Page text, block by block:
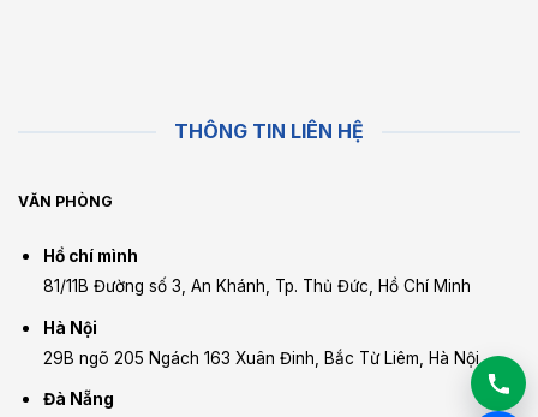
THÔNG TIN LIÊN HỆ
VĂN PHÒNG
Hồ chí mình
81/11B Đường số 3, An Khánh, Tp. Thủ Đức, Hồ Chí Minh
Hà Nội
29B ngõ 205 Ngách 163 Xuân Đinh, Bắc Từ Liêm, Hà Nội
Đà Nẵng